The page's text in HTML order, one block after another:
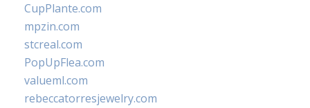
CupPlante.com
mpzin.com
stcreal.com
PopUpFlea.com
valueml.com
rebeccatorresjewelry.com